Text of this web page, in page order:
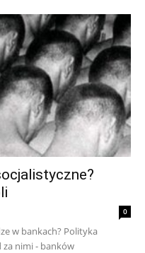
0
w bankach? Polityka
za nimi - banków